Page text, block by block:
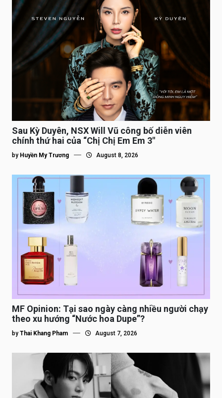
Sau Kỳ Duyên, NSX Will Vũ công bố diễn viên
chính thứ hai của “Chị Chị Em Em 3″
by Huyền My Trương August 8, 2026
MF Opinion: Tại sao ngày càng nhiều người chạy
theo xu hướng “Nước hoa Dupe”?
by Thai Khang Pham August 7, 2026